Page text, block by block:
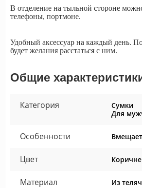
В отделение на тыльной стороне
телефоны, портмоне.
Удобный аксессуар на каждый день.
будет желания расстаться с ним.
Общие
Категория
Сумки
Для
Особенности
Цвет
Материал Из